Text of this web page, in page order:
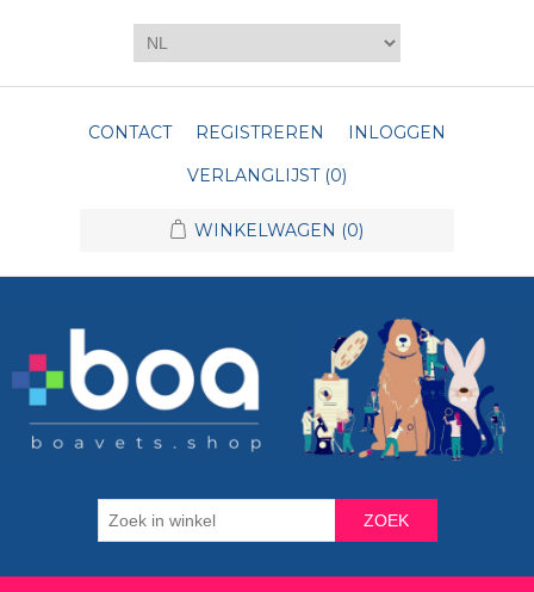
CONTACT REGISTREREN
INLOGGEN
VERLANGLIJST (0)
WINKELWAGEN (0)
ZOEK